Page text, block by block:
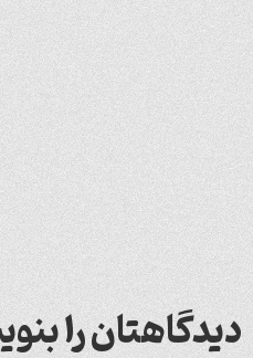
دیدگاهتان را